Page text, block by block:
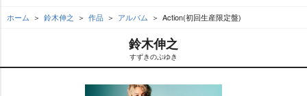
ホーム 鈴木伸之 作品 アルバム Action(初回生産限定盤)
鈴木伸之
すずきのぶゆき